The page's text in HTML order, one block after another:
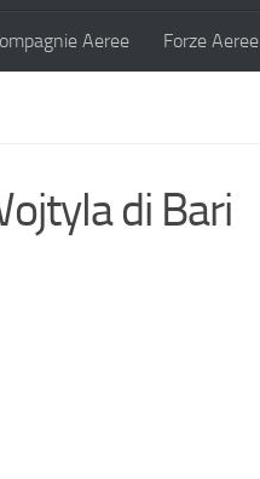
Aeree Forze Aeree
di Bari